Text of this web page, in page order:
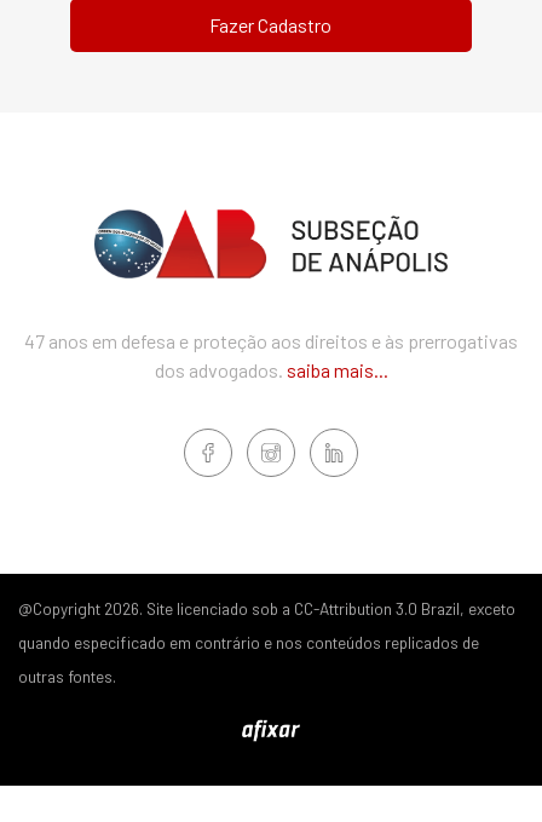
47 anos em defesa e proteção aos direitos e às prerrogativas
dos advogados. saiba mais...
@Copyright 2026. Site licenciado sob a CC-Attribution 3.0 Brazil, exceto
quando especificado em contrário e nos conteúdos replicados de
outras fontes.